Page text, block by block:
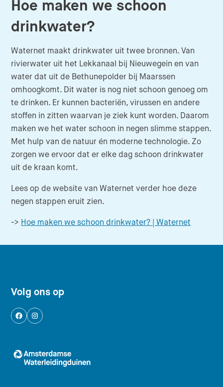
Hoe maken we schoon
drinkwater?
Waternet maakt drinkwater uit twee bronnen. Van
rivierwater uit het Lekkanaal bij Nieuwegein en van
water dat uit de Bethunepolder bij Maarssen
omhoogkomt. Dit water is nog niet schoon genoeg om
te drinken. Er kunnen bacteriën, virussen en andere
stoffen in zitten waarvan je ziek kunt worden. Daarom
maken we het water schoon in negen slimme stappen.
Met hulp van de natuur én moderne technologie. Zo
zorgen we ervoor dat er elke dag schoon drinkwater
uit de kraan komt.
Lees op de website van Waternet verder hoe deze
negen stappen eruit zien.
-> Hoe maken we schoon drinkwater? | Waternet
Footer navigatie
Volg ons op
Logo AWD, Amsterdamse